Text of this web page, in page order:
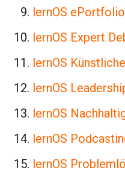
lernOS ePortfolio
lernOS Expert
lernOS
lernOS
lernOS
lernOS
lernOS